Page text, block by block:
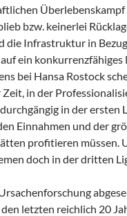
bzw. keinerlei
die Infrastruktur in
ein konkurrenzfähiges
bei Hansa Rostock
Zeit, in der
in der ersten
Einnahmen und der
profitieren müssen.
doch in der dritten
letzten reichlich 20